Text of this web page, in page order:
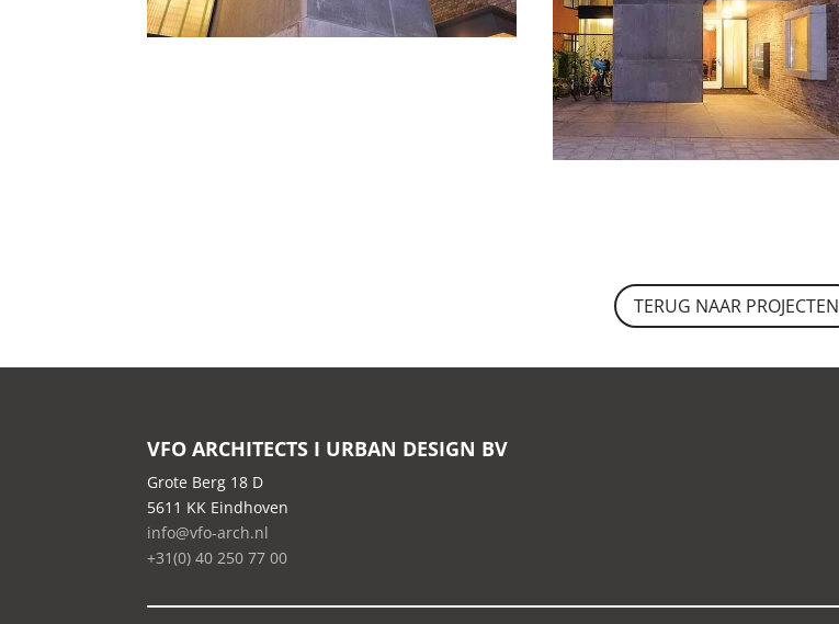
TERUG NAAR PROJECTEN
VFO ARCHITECTS I URBAN DESIGN BV
Grote Berg 18 D
5611 KK Eindhoven
info@vfo-arch.nl
+31(0) 40 250 77 00